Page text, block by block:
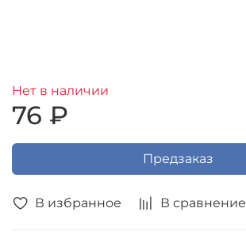
В избранное В сравнение
Нет в наличии
76 ₽
Предзаказ